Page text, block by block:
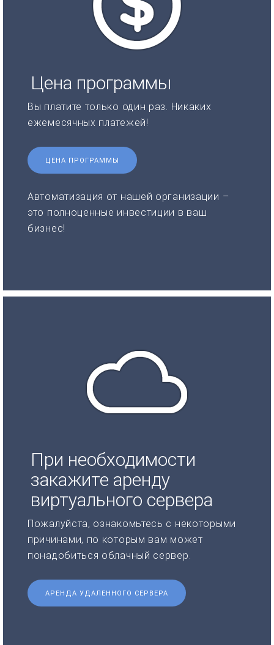
Цена программы
Вы платите только один раз. Никаких
ежемесячных платежей!
ЦЕНА ПРОГРАММЫ
Автоматизация от нашей организации –
это полноценные инвестиции в ваш
бизнес!
При необходимости
закажите аренду
виртуального сервера
Пожалуйста, ознакомьтесь с некоторыми
причинами, по которым вам может
понадобиться облачный сервер.
АРЕНДА УДАЛЕННОГО СЕРВЕРА